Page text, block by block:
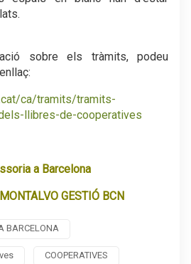
sobre els tràmits, podeu
ca/tramits/tramits-
llibres-de-cooperatives
a Barcelona
GESTIÓ BCN
BARCELONA
COOPERATIVES